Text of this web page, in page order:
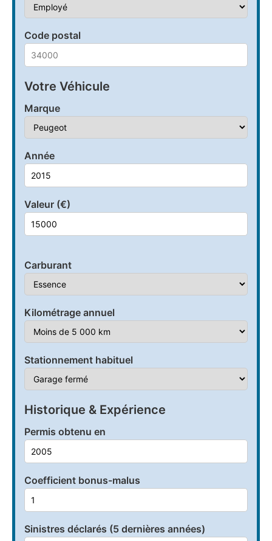
Code postal
Votre Véhicule
Marque
Année
Valeur (€)
Carburant
Kilométrage annuel
Stationnement habituel
Historique & Expérience
Permis obtenu en
Coefficient bonus-malus
Sinistres déclarés (5 dernières années)